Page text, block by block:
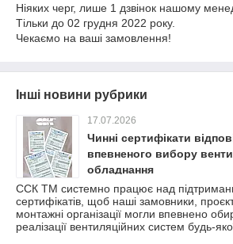
Ніяких черг, лише 1 дзвінок нашому
Тільки до 02 грудня 2022 року.
Чекаємо на ваші замовлення!
Інші новини рубрики
17.07.2026
Чинні сертифікати
впевненого вибору
обладнання
ССК ТМ системно працює над
сертифікатів, щоб наші замовники,
монтажні організації могли впевнено
реалізації вентиляційних систем будь-